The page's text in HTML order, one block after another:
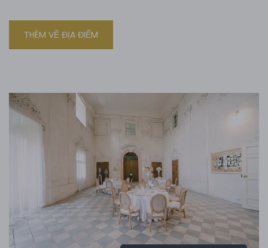
THÊM VỀ ĐỊA ĐIỂM